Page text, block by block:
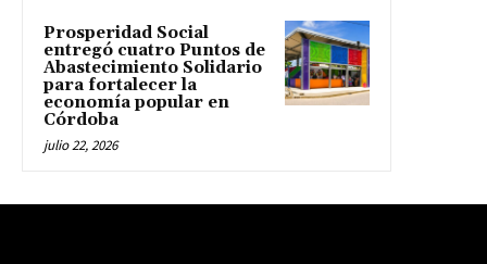
Prosperidad Social
entregó cuatro Puntos de
Abastecimiento Solidario
para fortalecer la
economía popular en
Córdoba
julio 22, 2026